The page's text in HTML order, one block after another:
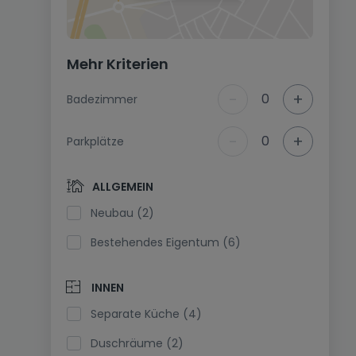
Mehr Kriterien
Badezimmer 0 +
Parkplätze 0 +
ALLGEMEIN
Neubau (2)
Bestehendes Eigentum (6)
INNEN
Separate Küche (4)
Duschräume (2)